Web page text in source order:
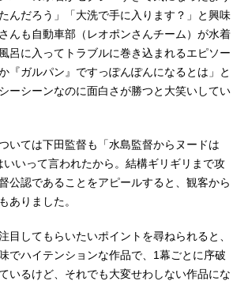
んだろう」「大洗で手に入ります？」と興味
んも自動車部（レオポンさんチーム）が水着
呂に入ってトラブルに巻き込まれるエピソー
『ガルパン』ですっぽんぽんになるとは」と
ーシーンなのに面白さが勝つと大笑いしてい
いては下田監督も「水島監督からヌードは
いいって言われたから。結構ギリギリまで攻
公認であることをアピールすると、観客から
ありました。
目してもらいたいポイントを尋ねられると、
でハイテンションな作品で、1幕ごとに序破
いるけど、それでも大変せわしない作品にな